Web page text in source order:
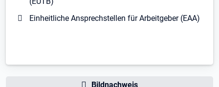
Einheitliche Ansprechstellen für Arbeitgeber (EAA)
Bildnachweis